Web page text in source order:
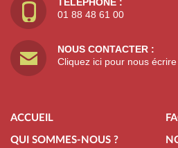
01 88 48 61 00
NOUS CONTACTER :
Cliquez ici pour nous écrire
ACCUEIL
QUI SOMMES-NOUS ?